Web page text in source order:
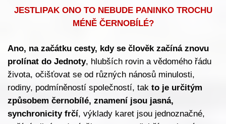
JESTLIPAK ONO TO NEBUDE PANINKO TROCHU
MÉNĚ ČERNOBÍLÉ?
Ano, na začátku cesty, kdy se člověk začíná znovu
prolínat do Jednoty, hlubších rovin a vědomého řádu
života, očišťovat se od různých nánosů minulosti,
rodiny, podmíněností společností, tak to je určitým
způsobem černobílé, znamení jsou jasná,
synchronicity frčí, výklady karet jsou jednoznačné,